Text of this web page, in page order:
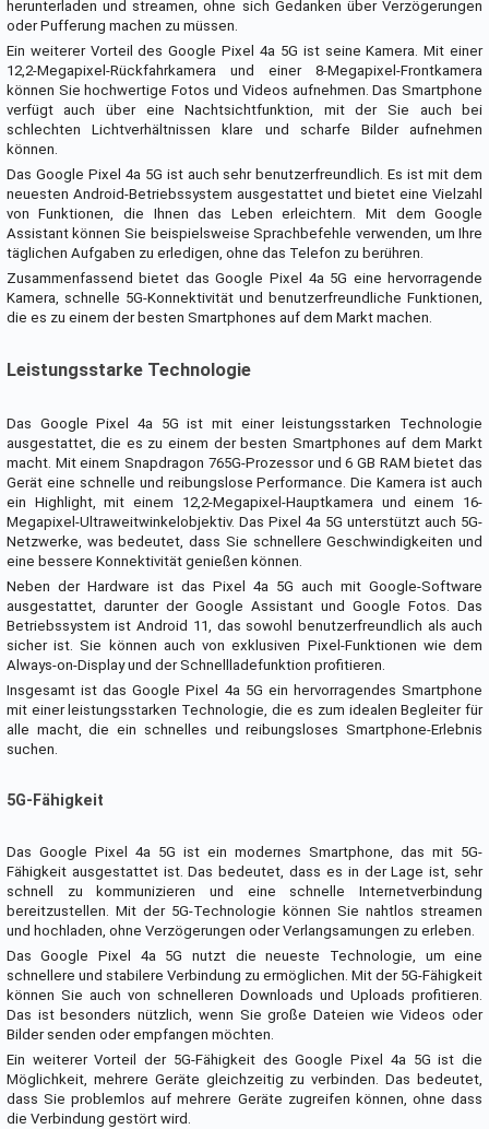
herunterladen und streamen, ohne sich Gedanken über Verzögerungen
oder Pufferung machen zu müssen.
Ein weiterer Vorteil des Google Pixel 4a 5G ist seine Kamera. Mit einer
12,2-Megapixel-Rückfahrkamera und einer 8-Megapixel-Frontkamera
können Sie hochwertige Fotos und Videos aufnehmen. Das Smartphone
verfügt auch über eine Nachtsichtfunktion, mit der Sie auch bei
schlechten Lichtverhältnissen klare und scharfe Bilder aufnehmen
können.
Das Google Pixel 4a 5G ist auch sehr benutzerfreundlich. Es ist mit dem
neuesten Android-Betriebssystem ausgestattet und bietet eine Vielzahl
von Funktionen, die Ihnen das Leben erleichtern. Mit dem Google
Assistant können Sie beispielsweise Sprachbefehle verwenden, um Ihre
täglichen Aufgaben zu erledigen, ohne das Telefon zu berühren.
Zusammenfassend bietet das Google Pixel 4a 5G eine hervorragende
Kamera, schnelle 5G-Konnektivität und benutzerfreundliche Funktionen,
die es zu einem der besten Smartphones auf dem Markt machen.
Leistungsstarke Technologie
Das Google Pixel 4a 5G ist mit einer leistungsstarken Technologie
ausgestattet, die es zu einem der besten Smartphones auf dem Markt
macht. Mit einem Snapdragon 765G-Prozessor und 6 GB RAM bietet das
Gerät eine schnelle und reibungslose Performance. Die Kamera ist auch
ein Highlight, mit einem 12,2-Megapixel-Hauptkamera und einem 16-
Megapixel-Ultraweitwinkelobjektiv. Das Pixel 4a 5G unterstützt auch 5G-
Netzwerke, was bedeutet, dass Sie schnellere Geschwindigkeiten und
eine bessere Konnektivität genießen können.
Neben der Hardware ist das Pixel 4a 5G auch mit Google-Software
ausgestattet, darunter der Google Assistant und Google Fotos. Das
Betriebssystem ist Android 11, das sowohl benutzerfreundlich als auch
sicher ist. Sie können auch von exklusiven Pixel-Funktionen wie dem
Always-on-Display und der Schnellladefunktion profitieren.
Insgesamt ist das Google Pixel 4a 5G ein hervorragendes Smartphone
mit einer leistungsstarken Technologie, die es zum idealen Begleiter für
alle macht, die ein schnelles und reibungsloses Smartphone-Erlebnis
suchen.
5G-Fähigkeit
Das Google Pixel 4a 5G ist ein modernes Smartphone, das mit 5G-
Fähigkeit ausgestattet ist. Das bedeutet, dass es in der Lage ist, sehr
schnell zu kommunizieren und eine schnelle Internetverbindung
bereitzustellen. Mit der 5G-Technologie können Sie nahtlos streamen
und hochladen, ohne Verzögerungen oder Verlangsamungen zu erleben.
Das Google Pixel 4a 5G nutzt die neueste Technologie, um eine
schnellere und stabilere Verbindung zu ermöglichen. Mit der 5G-Fähigkeit
können Sie auch von schnelleren Downloads und Uploads profitieren.
Das ist besonders nützlich, wenn Sie große Dateien wie Videos oder
Bilder senden oder empfangen möchten.
Ein weiterer Vorteil der 5G-Fähigkeit des Google Pixel 4a 5G ist die
Möglichkeit, mehrere Geräte gleichzeitig zu verbinden. Das bedeutet,
dass Sie problemlos auf mehrere Geräte zugreifen können, ohne dass
die Verbindung gestört wird.